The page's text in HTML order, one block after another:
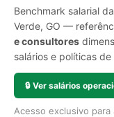
Benchmark salarial
Verde, GO —
e consultores
salários e políticas
🔒 Ver salários
Acesso exclusivo para